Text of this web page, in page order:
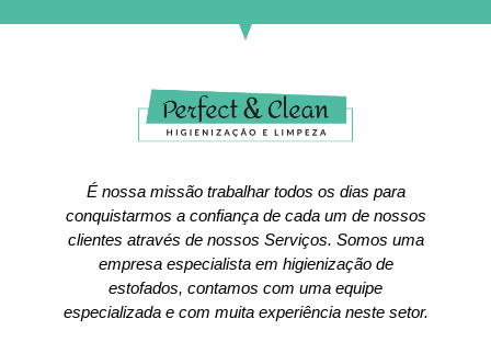
É nossa missão trabalhar todos os dias para
conquistarmos a confiança de cada um de nossos
clientes através de nossos Serviços. Somos uma
empresa especialista em higienização de
estofados, contamos com uma equipe
especializada e com muita experiência neste setor.